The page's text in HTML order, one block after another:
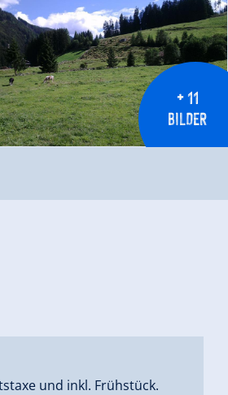
+ 11
BILDER
und inkl. Frühstück.